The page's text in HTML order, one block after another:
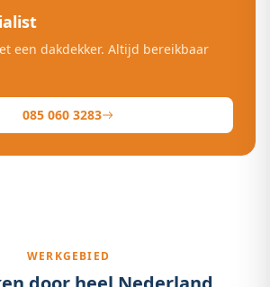
een dakdekker. Altijd bereikbaar
085 060 3283
WERKGEBIED